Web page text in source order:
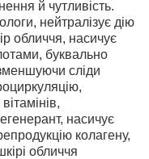
й чутливість.
нейтралізує дію
обличчя, насичує
буквально
сліди
насичує
колагену,
обличчя